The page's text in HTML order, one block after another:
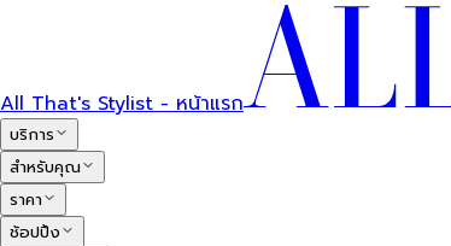
All That's Stylist - หน้าแรก
บริการ
สำหรับคุณ
ราคา
ช้อปปิ้ง